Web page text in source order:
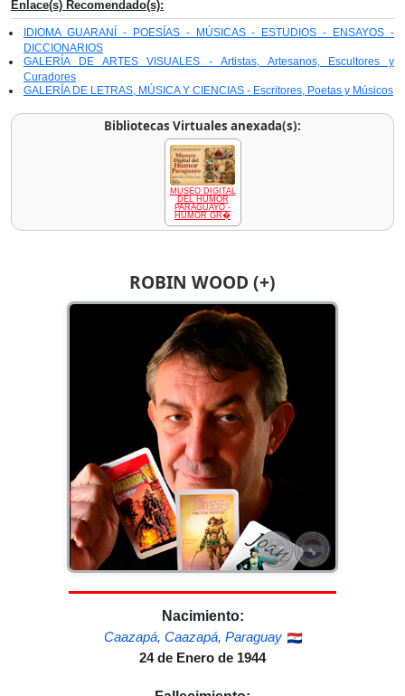
ROBIN WOOD (+)
Nacimiento:
Caazapá, Caazapá, Paraguay
24 de Enero de 1944
Enlace(s) Recomendado(s):
IDIOMA GUARANÍ - POESÍAS - MÚSICAS - ESTUDIOS - ENSAYOS -
DICCIONARIOS
GALERÍA DE ARTES VISUALES - Artistas, Artesanos, Escultores y
Curadores
GALERÍA DE LETRAS, MÚSICA Y CIENCIAS - Escritores, Poetas y Músicos
Bibliotecas Virtuales anexada(s):
MUSEO DIGITAL
DEL HUMOR
PARAGUAYO -
HUMOR GR�